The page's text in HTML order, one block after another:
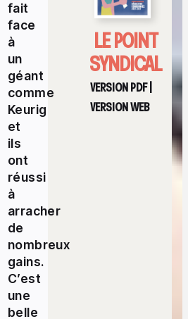
LE POINT
SYNDICAL
VERSION PDF|
VERSION WEB
fait
face
à
un
géant
comme
Keurig
et
ils
ont
réussi
à
arracher
de
nombreux
gains.
C’est
une
belle